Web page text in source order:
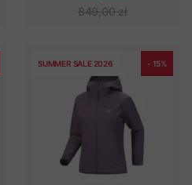
849,00 zł
SUMMER SALE 2026 - 15%